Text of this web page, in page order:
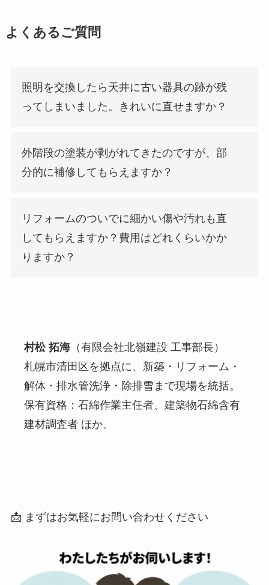
よくあるご質問
照明を交換したら天井に古い器具の跡が残
ってしまいました。きれいに直せますか？
外階段の塗装が剥がれてきたのですが、部
分的に補修してもらえますか？
リフォームのついでに細かい傷や汚れも直
してもらえますか？費用はどれくらいかか
りますか？
村松 拓海 （有限会社北嶺建設 工事部長）
札幌市清田区を拠点に、新築・リフォーム・
解体・排水管洗浄・除排雪まで現場を統括。
保有資格：石綿作業主任者、建築物石綿含有
建材調査者 ほか。
📩 まずはお気軽にお問い合わせください